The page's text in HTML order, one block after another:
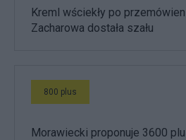
Kreml wściekły po
Zacharowa dostała szału
800 plus
Morawiecki proponuje 3600